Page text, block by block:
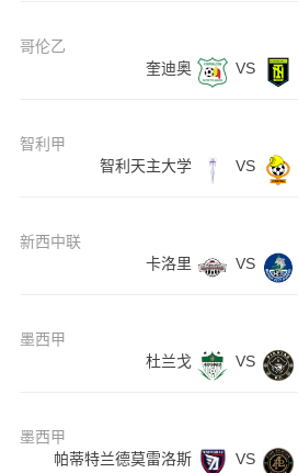
哥伦乙
奎迪奥
VS
智利甲
智利天主大学
VS
新西中联
卡洛里
VS
墨西甲
杜兰戈
VS
墨西甲
帕蒂特兰德莫雷洛斯
VS